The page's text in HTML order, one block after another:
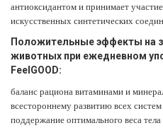
антиоксидантом и принимает
искусственных синтетических
Положительные эффекты на
животных при ежедневном
FeelGOOD:
баланс рациона витаминами и
всестороннему развитию всех
поддержание оптимального веса